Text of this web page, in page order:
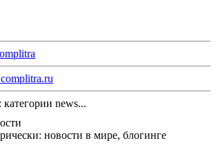
категории news...
новости в мире, блогинге